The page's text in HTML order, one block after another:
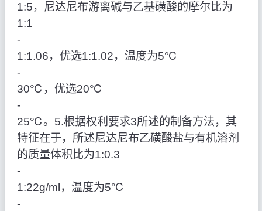
1:5，尼达尼布游离碱与乙基磺酸的摩尔比为
1:1
‑
1:1.06，优选1:1.02，温度为5℃
‑
30℃，优选20℃
‑
25℃。5.根据权利要求3所述的制备方法，其
特征在于，所述尼达尼布乙磺酸盐与有机溶剂
的质量体积比为1:0.3
‑
1:22g/ml，温度为5℃
‑